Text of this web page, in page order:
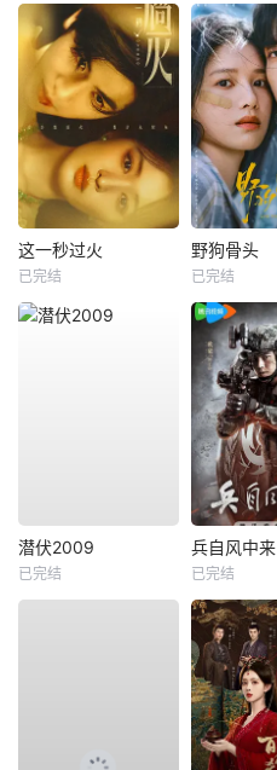
这一秒过火
已完结
野狗骨头
已完结
潜伏2009
已完结
兵自风中来
已完结